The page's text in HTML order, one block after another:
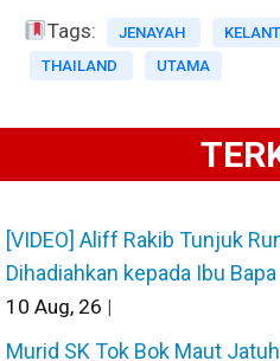
Tags: JENAYAH
THAILAND
UTAMA
[VIDEO] Aliff Rakib Tunjuk
Dihadiahkan kepada Ibu Bapa
10 Aug, 26 |
Murid SK Tok Bok Maut